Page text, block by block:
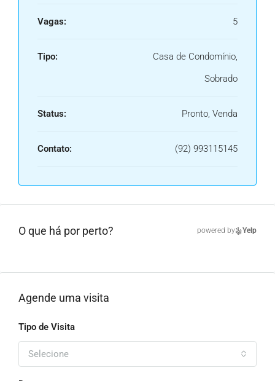
Vagas: 5
Tipo:
Casa de Condomínio,
Sobrado
Status: Pronto, Venda
Contato: (92) 993115145
O que há por perto? powered by Yelp
Agende uma visita
Tipo de Visita
Selecione